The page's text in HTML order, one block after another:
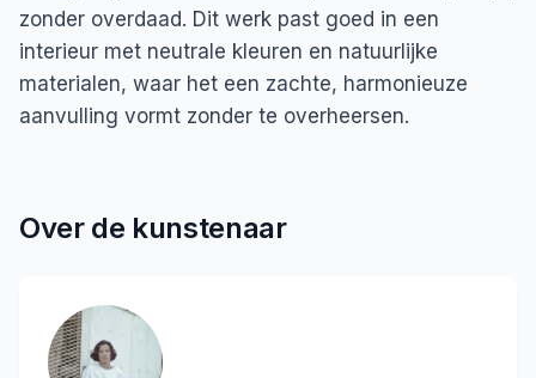
zonder overdaad. Dit werk past goed in een
interieur met neutrale kleuren en natuurlijke
materialen, waar het een zachte, harmonieuze
aanvulling vormt zonder te overheersen.
Over de kunstenaar